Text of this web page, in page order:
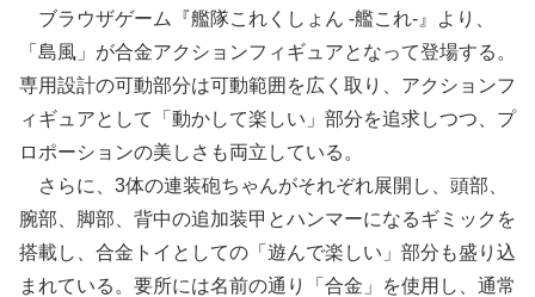
ブラウザゲーム『艦隊これくしょん -艦これ-』より、
「島風」が合金アクションフィギュアとなって登場する。
専用設計の可動部分は可動範囲を広く取り、アクションフ
ィギュアとして「動かして楽しい」部分を追求しつつ、プ
ロポーションの美しさも両立している。
さらに、3体の連装砲ちゃんがそれぞれ展開し、頭部、
腕部、脚部、背中の追加装甲とハンマーになるギミックを
搭載し、合金トイとしての「遊んで楽しい」部分も盛り込
まれている。要所には名前の通り「合金」を使用し、通常